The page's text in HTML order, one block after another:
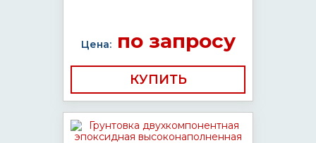
Цена:по запросу
КУПИТЬ